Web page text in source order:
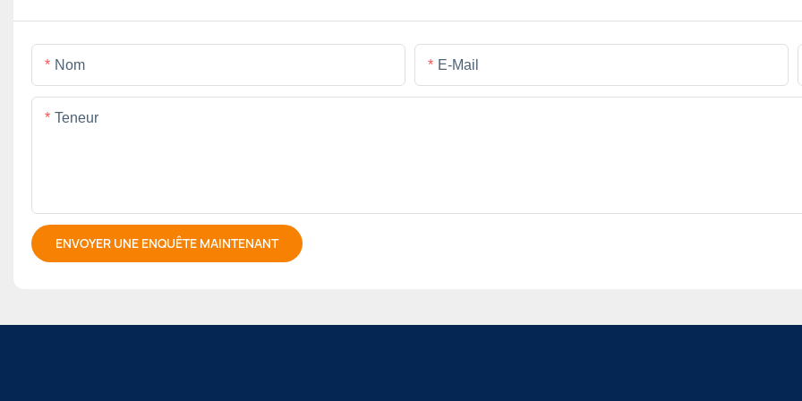
Nom E-Mail
Teneur
ENVOYER UNE ENQUÊTE MAINTENANT